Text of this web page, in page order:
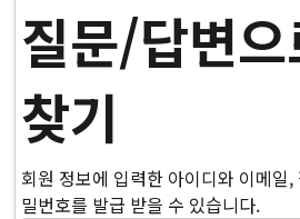
질문/답변
찾기
회원 정보에 입력한 아이디와 이메일
밀번호를 발급 받을 수 있습니다.